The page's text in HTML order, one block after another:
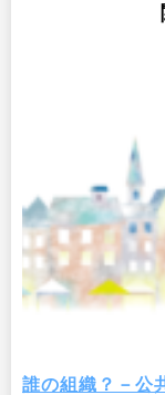
誰の組織？－公